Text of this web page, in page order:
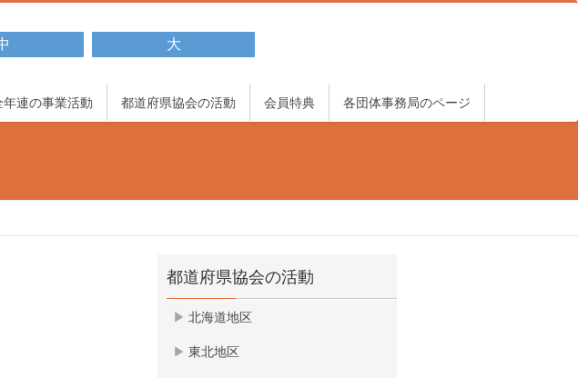
大
年連の事業活動 都道府県協会の活動 会員特典 各団体事務局のページ
都道府県協会の活動
北海道地区
東北地区